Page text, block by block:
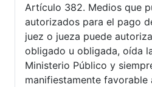
Artículo 382. Medios que
autorizados para el pago
juez o jueza puede
obligado u obligada, oída
Ministerio Público y
manifiestamente favorable